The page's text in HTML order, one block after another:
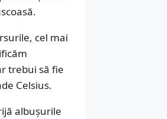
cel mai
trebui să fie
Celsius.
albușurile